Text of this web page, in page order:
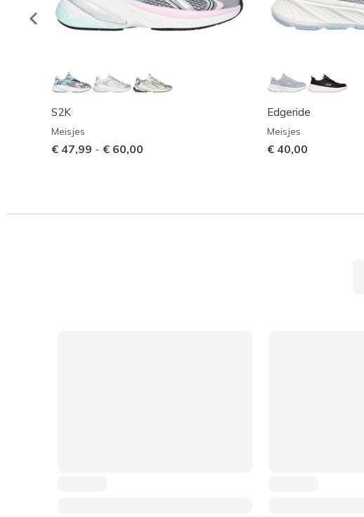
S2K
Meisjes
€ 47,99 - € 60,00
Edgeride
Meisjes
€ 40,00